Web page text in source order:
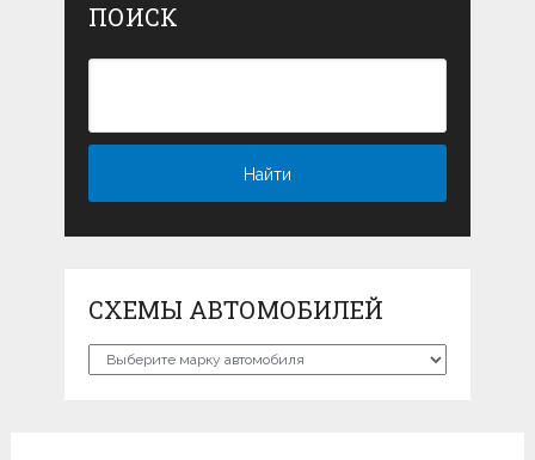
ПОИСК
СХЕМЫ АВТОМОБИЛЕЙ
Схемы